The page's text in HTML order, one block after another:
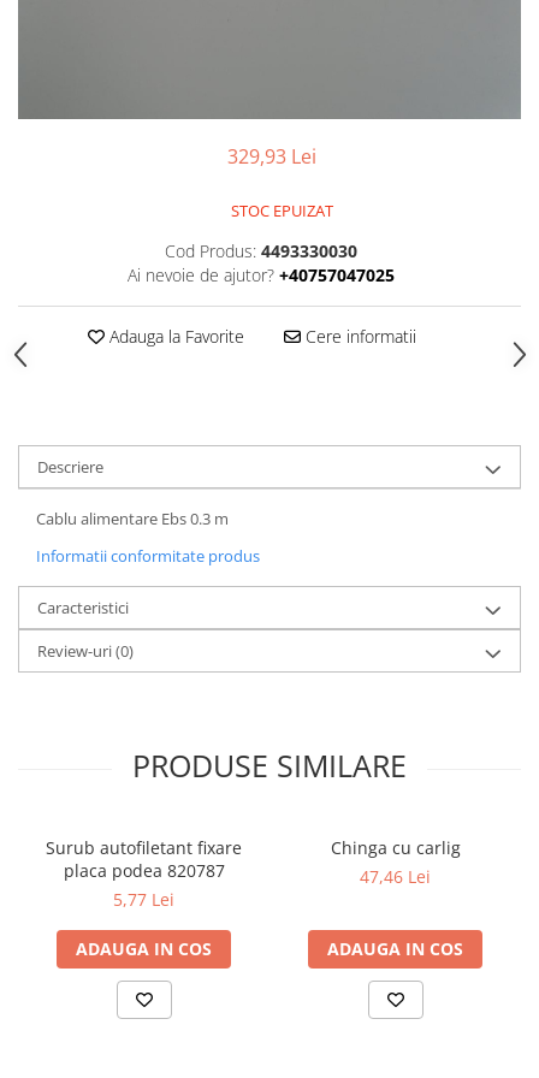
329,93 Lei
STOC EPUIZAT
Cod Produs: 4493330030
Ai nevoie de ajutor? +40757047025
Adauga la Favorite Cere informatii
Descriere
Cablu alimentare Ebs 0.3 m
Informatii conformitate produs
Caracteristici
Review-uri(0)
PRODUSE SIMILARE
Surub autofiletant fixare
placa podea 820787
5,77 Lei
ADAUGA IN COS
Chinga cu carlig
47,46 Lei
ADAUGA IN COS